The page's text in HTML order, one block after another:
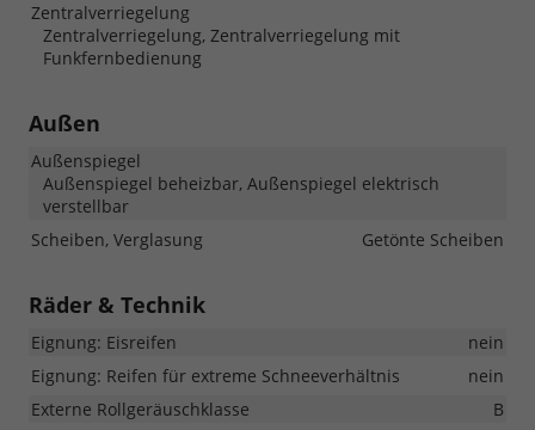
Zentralverriegelung
Zentralverriegelung, Zentralverriegelung mit
Funkfernbedienung
Außen
Außenspiegel
Außenspiegel beheizbar, Außenspiegel elektrisch
verstellbar
Scheiben, Verglasung
Getönte Scheiben
Räder & Technik
Eignung: Eisreifen
nein
Eignung: Reifen für extreme Schneeverhältnis
nein
Externe Rollgeräuschklasse
B